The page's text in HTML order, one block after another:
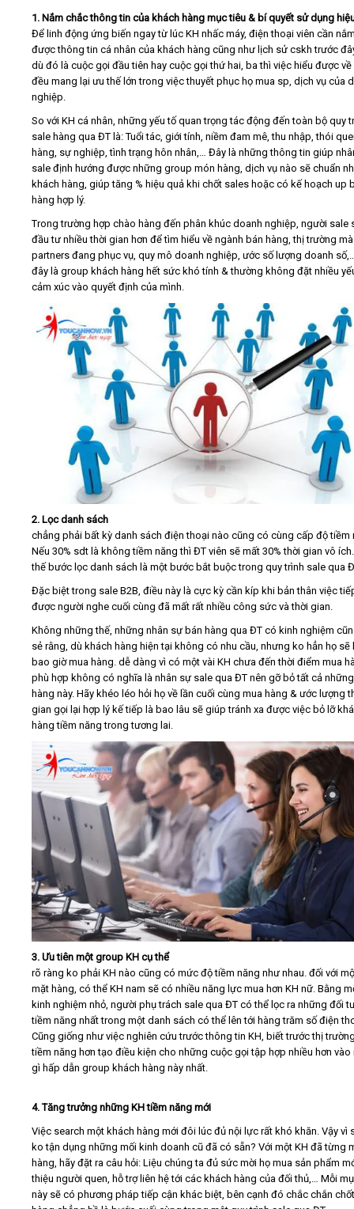
1. Nắm chắc thông tin của khách hàng mục tiêu & bí quyết sử dụng
Để linh động ứng biến ngay từ lúc KH nhấc máy, điện thoại viên cần
được thông tin cá nhân của khách hàng cũng như lịch sử cskh trước
dù đó là cuộc gọi đầu tiên hay cuộc gọi thứ hai, ba thì việc hiểu được về
đều mang lại ưu thế lớn trong việc thuyết phục họ mua sp, dịch vụ của
nghiệp.
So với KH cá nhân, những yếu tố quan trọng tác động đến toàn bộ quy
sale hàng qua ĐT là: Tuổi tác, giới tính, niềm đam mê, thu nhập, thói
hàng, sự nghiệp, tình trạng hôn nhân,… Đây là những thông tin giúp
sale định hướng được những group món hàng, dịch vụ nào sẽ chuẩn
khách hàng, giúp tăng % hiệu quả khi chốt sales hoặc có kế hoạch up
hàng hợp lý.
Trong trường hợp chào hàng đến phân khúc doanh nghiệp, người sale
đầu tư nhiều thời gian hơn để tìm hiểu về ngành bán hàng, thị trường mà
partners đang phục vụ, quy mô doanh nghiệp, ước số lượng doanh
đây là group khách hàng hết sức khó tính & thường không đặt nhiều
cảm xúc vào quyết định của mình.
2. Lọc danh sách
chẳng phải bất kỳ danh sách điện thoại nào cũng có cùng cấp độ tiềm
Nếu 30% sdt là không tiềm năng thì ĐT viên sẽ mất 30% thời gian vô
thế bước lọc danh sách là một bước bắt buộc trong quy trình sale qua
Đặc biệt trong sale B2B, điều này là cực kỳ cần kíp khi bản thân việc
được người nghe cuối cùng đã mất rất nhiều công sức và thời gian.
Không những thế, những nhân sự bán hàng qua ĐT có kinh nghiệm
sẻ rằng, dù khách hàng hiện tại không có nhu cầu, nhưng ko hẳn họ sẽ
bao giờ mua hàng. dễ dàng vì có một vài KH chưa đến thời điểm mua
phù hợp không có nghĩa là nhân sự sale qua ĐT nên gỡ bỏ tất cả
hàng này. Hãy khéo léo hỏi họ về lần cuối cùng mua hàng & ước lượng
gian gọi lại hợp lý kế tiếp là bao lâu sẽ giúp tránh xa được việc bỏ lỡ
hàng tiềm năng trong tương lai.
3. Ưu tiên một group KH cụ thể
rõ ràng ko phải KH nào cũng có mức độ tiềm năng như nhau. đối với
mặt hàng, có thể KH nam sẽ có nhiều năng lực mua hơn KH nữ. Bằng
kinh nghiệm nhỏ, người phụ trách sale qua ĐT có thể lọc ra những đối
tiềm năng nhất trong một danh sách có thể lên tới hàng trăm số điện
Cũng giống như việc nghiên cứu trước thông tin KH, biết trước thị
tiềm năng hơn tạo điều kiện cho những cuộc gọi tập hợp nhiều hơn vào
gì hấp dẫn group khách hàng này nhất.
4. Tăng trưởng những KH tiềm năng mới
Việc search một khách hàng mới đôi lúc đủ nội lực rất khó khăn. Vậy vì
ko tận dụng những mối kinh doanh cũ đã có sẵn? Với một KH đã từng
hàng, hãy đặt ra câu hỏi: Liệu chúng ta đủ sức mời họ mua sản phẩm
thiệu người quen, hỗ trợ liên hệ tới các khách hàng của đối thủ,… Mỗi
này sẽ có phương pháp tiếp cận khác biệt, bên cạnh đó chắc chắn